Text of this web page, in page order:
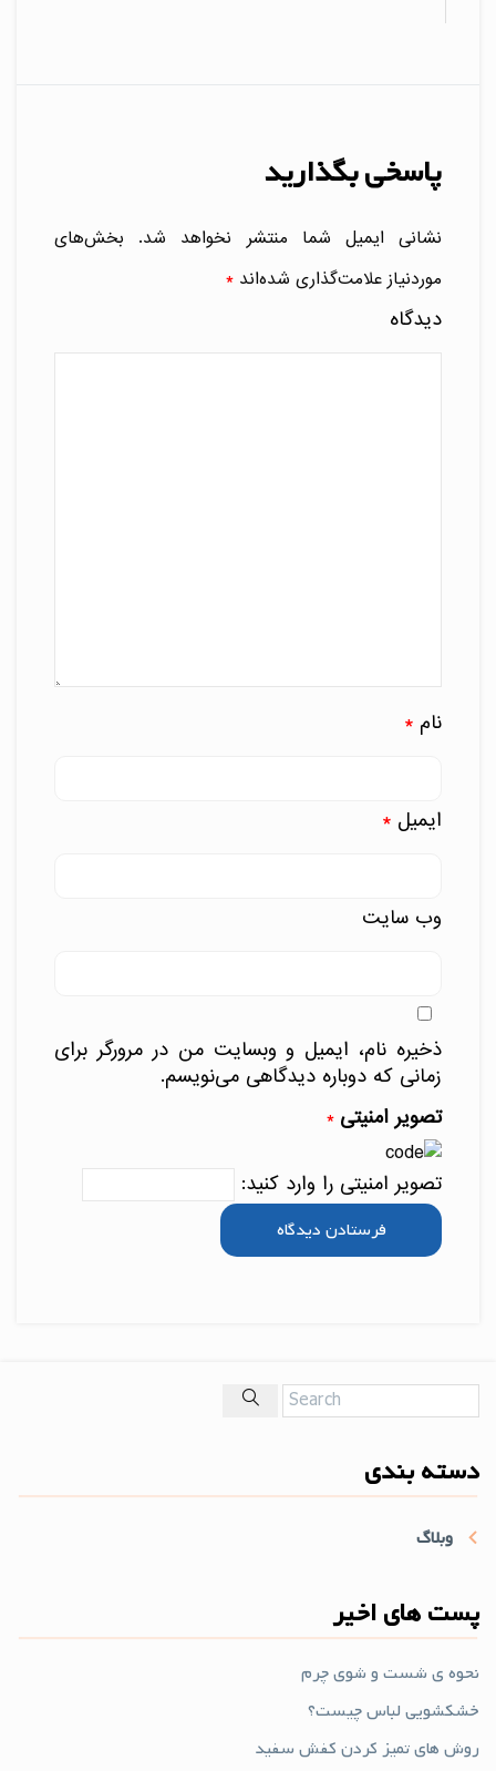
پاسخی بگذارید
نشانی ایمیل شما منتشر نخواهد شد. بخش‌های
موردنیاز علامت‌گذاری شده‌اند *
دیدگاه
نام *
ایمیل *
وب‌ سایت
ذخیره نام، ایمیل و وبسایت من در مرورگر برای
زمانی که دوباره دیدگاهی می‌نویسم.
تصویر امنیتی *
تصویر امنیتی را وارد کنید:
دسته بندی
وبلاگ
پست های اخیر
نحوه ی شست و شوی چرم
خشکشویی لباس چیست؟
روش های تمیز کردن کفش سفید